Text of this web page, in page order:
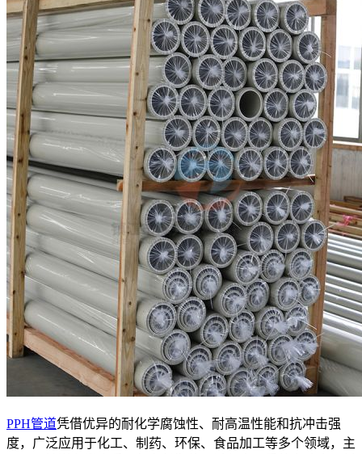
PPH管道凭借优异的耐化学腐蚀性、耐高温性能和抗冲击强
度，广泛应用于化工、制药、环保、食品加工等多个领域，主